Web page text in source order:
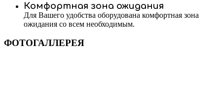
Комфортная зона ожидания
Для Вашего удобства оборудована комфортная зона
ожидания со всем необходимым.
ФОТОГАЛЛЕРЕЯ